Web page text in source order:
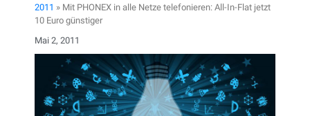
2011 » Mit PHONEX in alle Netze telefonieren: All-In-Flat jetzt
10 Euro günstiger
Mai 2, 2011